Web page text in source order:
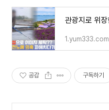
1.yum333.com
공감 구독하기